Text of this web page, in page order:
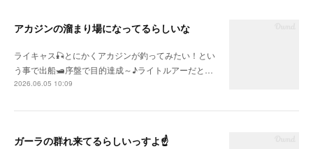
アカジンの溜まり場になってるらしいな
ライキャス🎣とにかくアカジンが釣ってみたい！とい
う事で出船🛥序盤で目的達成～♪ライトルアーだと…
2026.06.05 10:09
ガーラの群れ来てるらしいっすよ☝